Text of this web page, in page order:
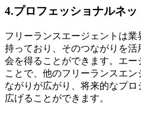
4.プロフェッショナルネ
フリーランスエージェントは
持っており、そのつながりを
会を得ることができます。エ
ことで、他のフリーランスエ
ながりが広がり、 将来的なプロ
広げることができます。